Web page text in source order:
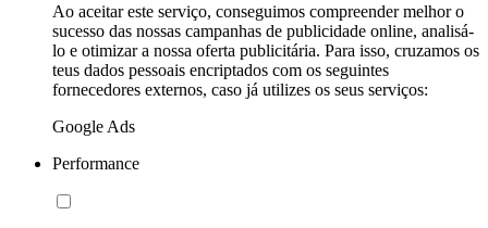
Ao aceitar este serviço, conseguimos compreender melhor o
sucesso das nossas campanhas de publicidade online, analisá-
lo e otimizar a nossa oferta publicitária. Para isso, cruzamos os
teus dados pessoais encriptados com os seguintes
fornecedores externos, caso já utilizes os seus serviços:
Google Ads
Performance